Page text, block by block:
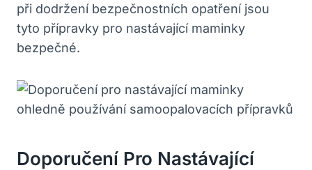
při dodržení bezpečnostních opatření jsou
tyto přípravky pro nastávající maminky
bezpečné.
Doporučení Pro Nastávající